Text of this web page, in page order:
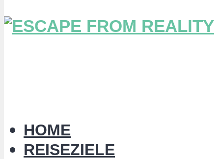
HOME
REISEZIELE